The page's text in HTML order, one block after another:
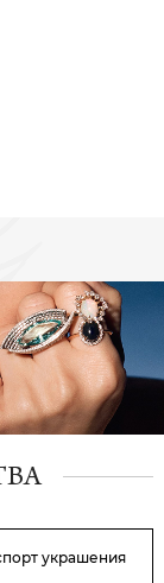
украшения